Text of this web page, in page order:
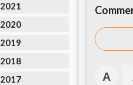
2021
2020
2019
2018
2017
A